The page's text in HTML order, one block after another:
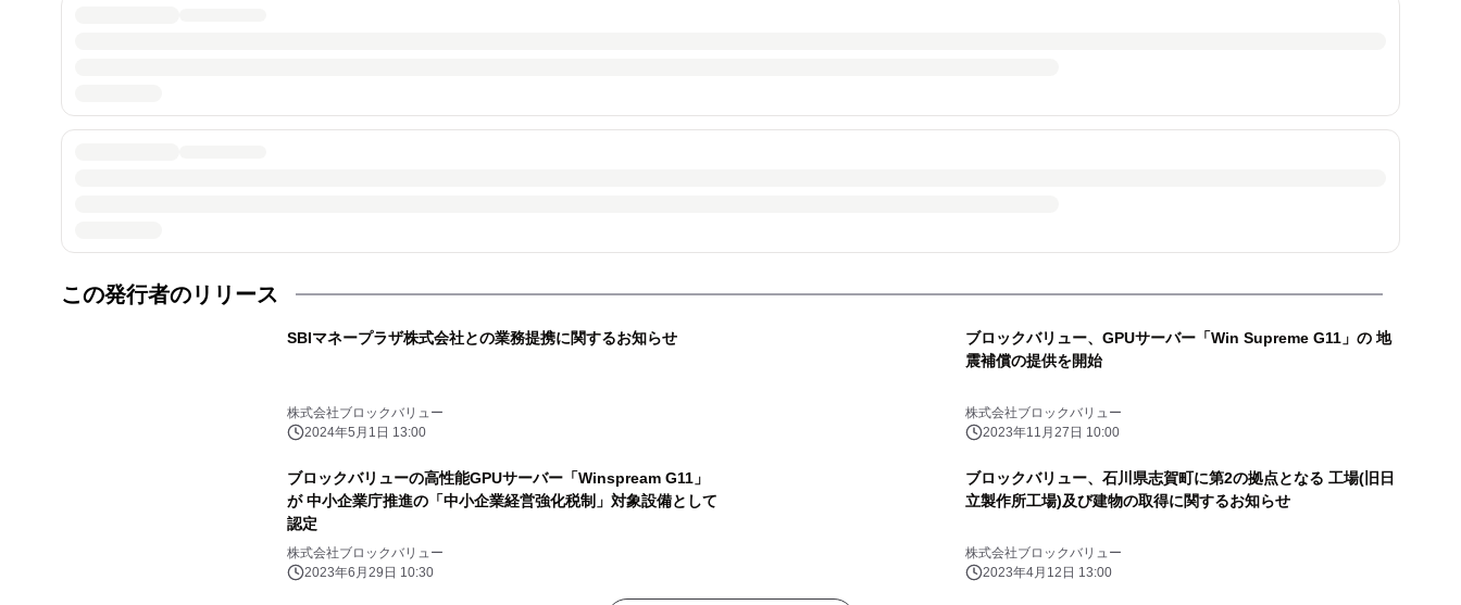
この発行者のリリース
SBIマネープラザ株式会社との業務提携に関するお知らせ
株式会社ブロックバリュー
2024年5月1日 13:00
ブロックバリュー、GPUサーバー「Win Supreme G11」の 地
震補償の提供を開始
株式会社ブロックバリュー
2023年11月27日 10:00
ブロックバリューの高性能GPUサーバー「Winspream G11」
が 中小企業庁推進の「中小企業経営強化税制」対象設備として
認定
株式会社ブロックバリュー
2023年6月29日 10:30
ブロックバリュー、石川県志賀町に第2の拠点となる 工場(旧日
立製作所工場)及び建物の取得に関するお知らせ
株式会社ブロックバリュー
2023年4月12日 13:00